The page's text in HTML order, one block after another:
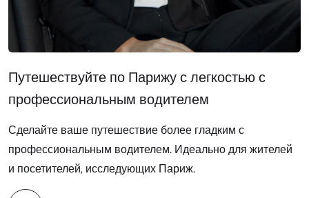
Путешествуйте по Парижу с легкостью с
профессиональным водителем
Сделайте ваше путешествие более гладким с
профессиональным водителем. Идеально для жителей
и посетителей, исследующих Париж.